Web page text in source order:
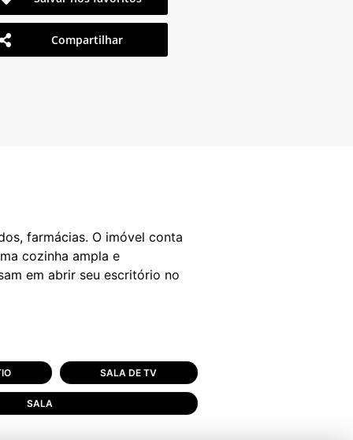
Compartilhar
farmácias. O imóvel conta
cozinha ampla e
em abrir seu escritório no
SALA DE TV
SALA